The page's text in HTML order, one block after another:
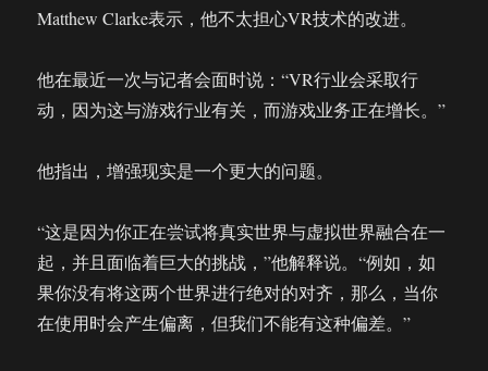
Matthew Clarke表示，他不太担心VR技术的改进。
他在最近一次与记者会面时说：“VR行业会采取行
动，因为这与游戏行业有关，而游戏业务正在增长。”
他指出，增强现实是一个更大的问题。
“这是因为你正在尝试将真实世界与虚拟世界融合在一
起，并且面临着巨大的挑战，”他解释说。“例如，如
果你没有将这两个世界进行绝对的对齐，那么，当你
在使用时会产生偏离，但我们不能有这种偏差。”